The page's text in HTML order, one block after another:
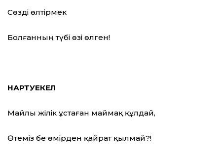
Сөзді өлтірмек
Болғанның түбі өзі өлген!
НАРТӘУЕКЕЛ
Майлы жілік ұстаған маймақ құлдай,
Өтеміз бе өмірден қайрат қылмай?!